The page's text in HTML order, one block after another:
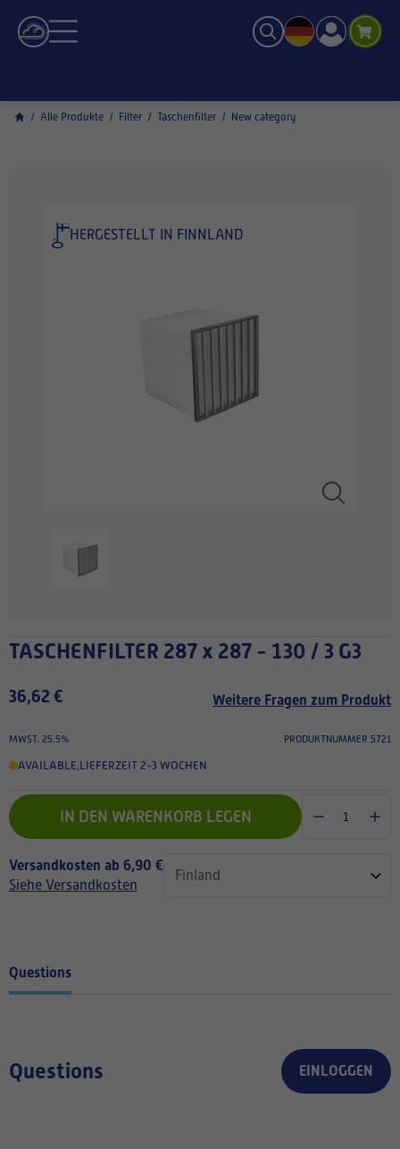
/ Alle Produkte / Filter / Taschenfilter / New category
HERGESTELLT IN FINNLAND
TASCHENFILTER 287 x 287 - 130 / 3 G3
36,62 € Weitere Fragen zum Produkt
MWST. 25.5% PRODUKTNUMMER 5721
AVAILABLE,LIEFERZEIT 2-3 WOCHEN
IN DEN WARENKORB LEGEN
Versandkosten ab 6,90 €
Siehe Versandkosten
Questions
Questions EINLOGGEN